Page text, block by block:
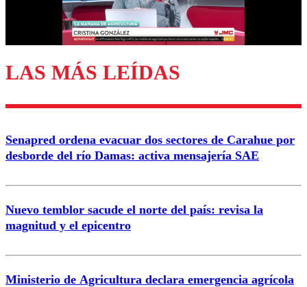
Enviar comentario
LAS MÁS LEÍDAS
Senapred ordena evacuar dos sectores de Carahue por
desborde del río Damas: activa mensajería SAE
Nuevo temblor sacude el norte del país: revisa la
magnitud y el epicentro
Ministerio de Agricultura declara emergencia agrícola